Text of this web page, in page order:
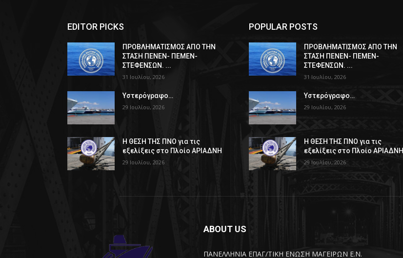
EDITOR PICKS
ΠPOΒΛΗΜΑΤΙΣΜΟΣ ΑΠΟ ΤΗΝ
ΣΤΑΣΗ ΠΕΝΕΝ- ΠΕΜΕΝ-
ΣΤΕΦΕΝΣΩΝ. ...
31 Ιουλίου, 2026
Υστερόγραφο…
29 Ιουλίου, 2026
Η ΘΕΣΗ ΤΗΣ ΠΝΟ για τις
εξελίξεις στο Πλοίο ΑΡΙΑΔΝΗ
29 Ιουλίου, 2026
POPULAR POSTS
ΠPOΒΛΗΜΑΤΙΣΜΟΣ ΑΠΟ ΤΗΝ
ΣΤΑΣΗ ΠΕΝΕΝ- ΠΕΜΕΝ-
ΣΤΕΦΕΝΣΩΝ. ...
31 Ιουλίου, 2026
Υστερόγραφο…
29 Ιουλίου, 2026
Η ΘΕΣΗ ΤΗΣ ΠΝΟ για τις
εξελίξεις στο Πλοίο ΑΡΙΑΔΝΗ
29 Ιουλίου, 2026
ABOUT US
ΠΑΝΕΛΛΗΝΙΑ ΕΠΑΓ/ΤΙΚΗ ΕΝΩΣΗ ΜΑΓΕΙΡΩΝ Ε.Ν.